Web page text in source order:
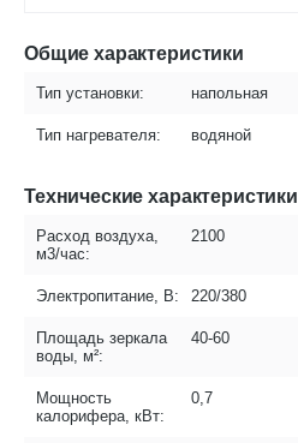
Общие характеристики
Тип установки: напольная
Тип нагревателя: водяной
Технические характеристики
Расход воздуха,
м3/час:
2100
Электропитание, В: 220/380
Площадь зеркала
воды, м²:
40-60
Мощность
калорифера, кВт:
0,7